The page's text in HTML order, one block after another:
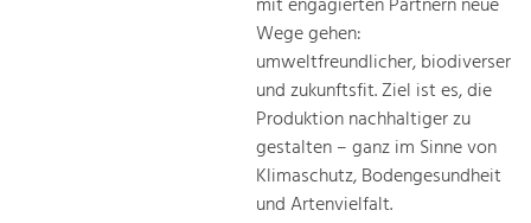
Increase in Regional Value Added.
mit engagierten Partnern neue
Wege gehen:
umweltfreundlicher, biodiverser
und zukunftsfit. Ziel ist es, die
Produktion nachhaltiger zu
gestalten – ganz im Sinne von
Klimaschutz, Bodengesundheit
und Artenvielfalt.